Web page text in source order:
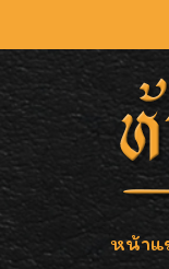
หน้าแ